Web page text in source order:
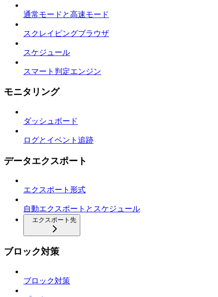
通常モードと高速モード
スクレイピングブラウザ
スケジュール
スマート判定エンジン
モニタリング
ダッシュボード
ログとイベント追跡
データエクスポート
エクスポート形式
自動エクスポートとスケジュール
エクスポート先
ブロック対策
ブロック対策